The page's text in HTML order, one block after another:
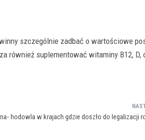
szczególnie zadbać o wartościowe
również suplementować witaminy B12, D,
hodowla w krajach gdzie doszło do legalizacji